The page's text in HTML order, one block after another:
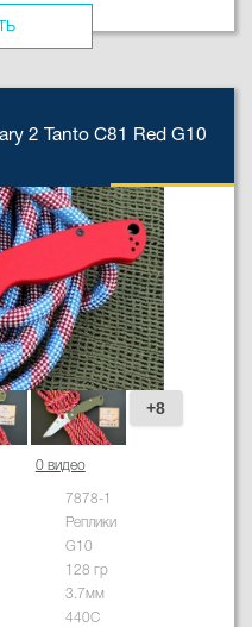
2 Tanto C81 Red G10
+8
0 видео
7878-1
Реплики
G10
128 гр
3.7мм
440C